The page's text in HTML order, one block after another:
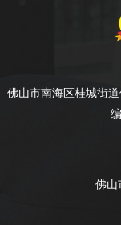
佛山市南海区桂城街
佛山